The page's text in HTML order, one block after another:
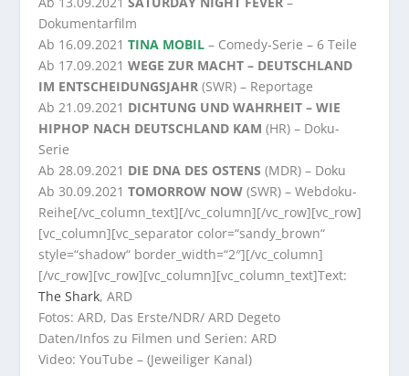
Dokumentarfilm
Ab 16.09.2021TINA MOBIL – Comedy-Serie – 6 Teile
Ab 17.09.2021WEGE ZUR MACHT – DEUTSCHLAND
IM ENTSCHEIDUNGSJAHR (SWR) – Reportage
Ab 21.09.2021 DICHTUNG UND WAHRHEIT – WIE
HIPHOP NACH DEUTSCHLAND KAM (HR) – Doku-
Serie
Ab 28.09.2021 DIE DNA DES OSTENS (MDR) – Doku
Ab 30.09.2021TOMORROW NOW (SWR) – Webdoku-
Reihe[/vc_column_text][/vc_column][/vc_row][vc_row]
[vc_column][vc_separator color=“sandy_brown“
style=“shadow“ border_width=“2″][/vc_column]
[/vc_row][vc_row][vc_column][vc_column_text]Text:
The Shark, ARD
Fotos: ARD, Das Erste/NDR/ ARD Degeto
Daten/Infos zu Filmen und Serien: ARD
Video: YouTube – (Jeweiliger Kanal)